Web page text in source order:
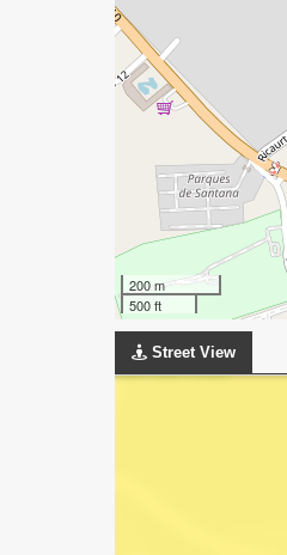
200 m
500 ft
Street View